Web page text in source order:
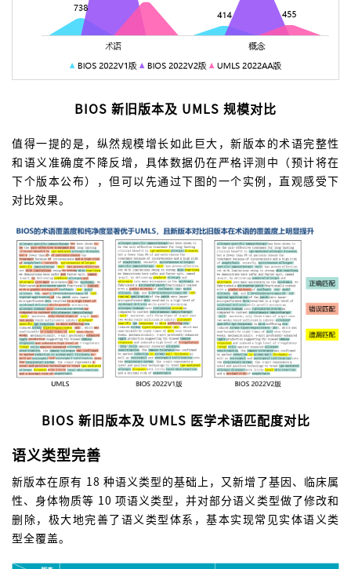
BIOS 新旧版本及 UMLS 规模对比
值得一提的是，纵然规模增长如此巨大，新版本的术语完整性
和语义准确度不降反增，具体数据仍在严格评测中（预计将在
下个版本公布），但可以先通过下图的一个实例，直观感受下
对比效果。
BIOS 新旧版本及 UMLS 医学术语匹配度对比
语义类型完善
新版本在原有 18 种语义类型的基础上，又新增了基因、临床属
性、身体物质等 10 项语义类型，并对部分语义类型做了修改和
删除，极大地完善了语义类型体系，基本实现常见实体语义类
型全覆盖。